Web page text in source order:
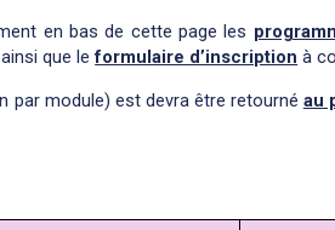
en bas de cette page les
que leformulaire d’inscription à
par module) est devra être retourné au